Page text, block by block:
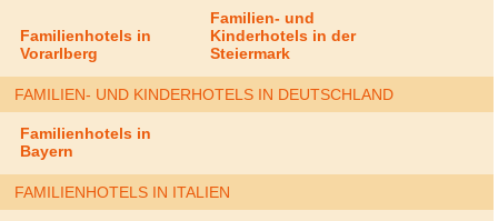
Familienhotels in
Vorarlberg
Familien- und
Kinderhotels in der
Steiermark
FAMILIEN- UND KINDERHOTELS IN DEUTSCHLAND
Familienhotels in
Bayern
FAMILIENHOTELS IN ITALIEN